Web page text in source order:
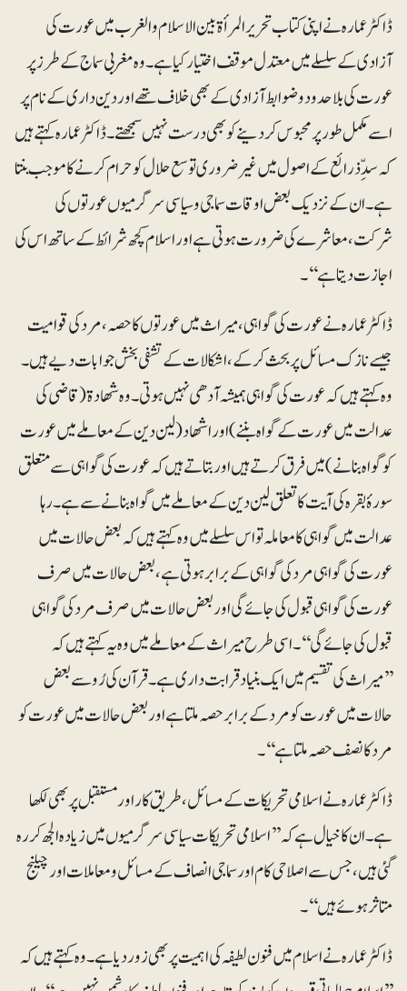
ڈاکٹر عمارہ نے اپنی کتاب تحریر المرأۃ بین الاسلام و الغرب میں عورت کی
آزادی کے سلسلے میں معتدل موقف اختیار کیا ہے۔ وہ مغربی سماج کے طرز پر
عورت کی بلاحدود و ضوابط آزادی کے بھی خلاف تھے اور دین داری کے نام پر
اسے مکمل طور پر محبوس کردینے کو بھی درست نہیں سمجھتے۔ ڈاکٹر عمارہ کہتے ہیں
کہ سدِّ ذرائع کے اصول میں غیر ضروری توسع حلال کو حرام کرنے کا موجب بنتا
ہے۔ ان کے نزدیک بعض اوقات سماجی وسیاسی سرگرمیوں عورتوں کی
شرکت، معاشرے کی ضرورت ہوتی ہے اور اسلام کچھ شرائط کے ساتھ اس کی
اجازت دیتا ہے‘‘۔
ڈاکٹر عمارہ نے عورت کی گواہی، میراث میں عورتوں کا حصہ، مرد کی قوامیت
جیسے نازک مسائل پر بحث کرکے، اشکالات کے تشفی بخش جوابات دیے ہیں۔
وہ کہتے ہیں کہ عورت کی گواہی ہمیشہ آدھی نہیں ہوتی۔ وہ شھادۃ(قاضی کی
عدالت میں عورت کے گواہ بننے) اوراشھاد( لین دین کے معاملے میں عورت
کو گواہ بنانے )میں فرق کرتے ہیں اور بتاتے ہیں کہ عورت کی گواہی سے متعلق
سورۂ بقرہ کی آیت کا تعلق لین دین کے معاملے میں گواہ بنانے سے ہے۔ رہا
عدالت میں گواہی کا معاملہ تو اس سلسلے میں وہ کہتے ہیں کہ بعض حالات میں
عورت کی گواہی مرد کی گواہی کے برابر ہوتی ہے، بعض حالات میں صرف
عورت کی گواہی قبول کی جائے گی اور بعض حالات میں صرف مرد کی گواہی
قبول کی جائے گی‘‘۔ اسی طرح میراث کے معاملے میں وہ یہ کہتے ہیں کہ
’’میراث کی تقسیم میں ایک بنیاد قرابت داری ہے۔ قرآن کی رُو سے بعض
حالات میں عورت کو مرد کے برابر حصہ ملتا ہے اوربعض حالات میں عورت کو
مرد کا نصف حصہ ملتاہے‘‘۔
ڈاکٹر عمارہ نے اسلامی تحریکات کے مسائل، طریق کار اور مستقبل پربھی لکھا
ہے۔ ان کا خیال ہے کہ ’’اسلامی تحریکات سیاسی سرگرمیوں میں زیادہ الجھ کر رہ
گئی ہیں، جس سے اصلاحی کام اور سماجی انصاف کے مسائل و معاملات اور چیلنج
متاثر ہوئے ہیں‘‘۔
ڈاکٹر عمارہ نے اسلام میں فنون لطیفہ کی اہمیت پر بھی زور دیا ہے۔ وہ کہتے ہیں کہ